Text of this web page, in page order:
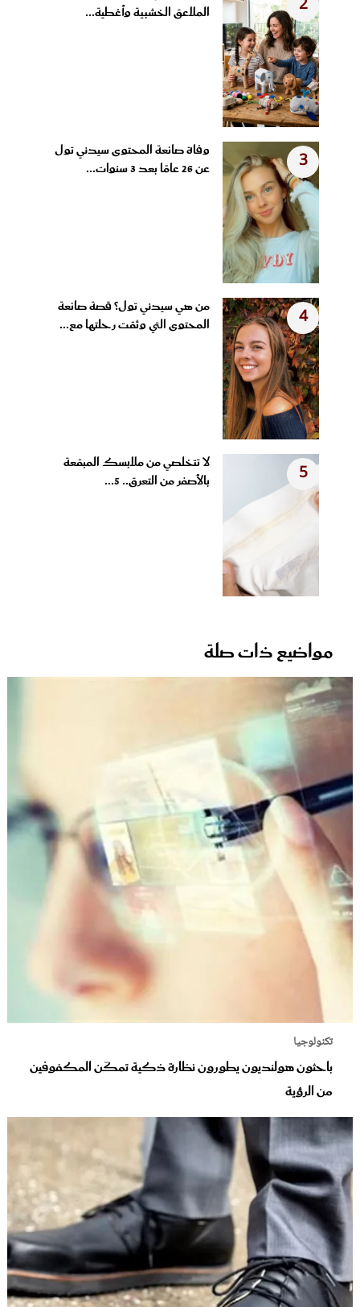
الملاعق الخشبية وأغطية...
3
وفاة صانعة المحتوى سيدني تول
عن 26 عامًا بعد 3 سنوات...
4
من هي سيدني تول؟ قصة صانعة
المحتوى التي وثقت رحلتها مع...
5
لا تتخلصي من ملابسك المبقعة
بالأصفر من التعرق.. 5...
مواضيع ذات صلة
تكنولوجيا
باحثون هولنديون يطورون نظارة ذكية تمكّن المكفوفين
من الرؤية